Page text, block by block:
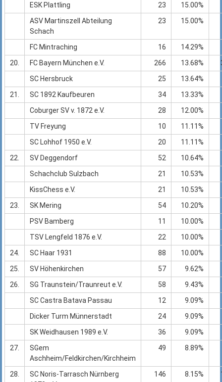
ESK Plattling
23
15.00%
ASV Martinszell Abteilung
Schach
23 15.00%
FC Mintraching 16
14.29%
20.
FC Bayern München e.V. 266 13.68%
SC Hersbruck
25
13.64%
21.
SC 1892 Kaufbeuren 34
13.33%
Coburger SV v. 1872 e.V.
28
12.00%
TV Freyung
10
11.11%
SC Lohhof 1950 e.V.
20
11.11%
22.
SV Deggendorf 52
10.64%
Schachclub Sulzbach
21
10.53%
KissChess e.V.
21
10.53%
23.
SK Mering 54
10.20%
PSV Bamberg
11
10.00%
TSV Lengfeld 1876 e.V.
22
10.00%
24.
SC Haar 1931 88
10.00%
25.
SV Höhenkirchen 57
9.62%
26.
SG Traunstein/Traunreut e.V. 58
9.43%
SC Castra Batava Passau
12
9.09%
Dicker Turm Münnerstadt
24
9.09%
SK Weidhausen 1989 e.V.
36
9.09%
27.
SGem
Aschheim/Feldkirchen/Kirchheim
49 8.89%
28.
SC Noris-Tarrasch Nürnberg
146 8.15%